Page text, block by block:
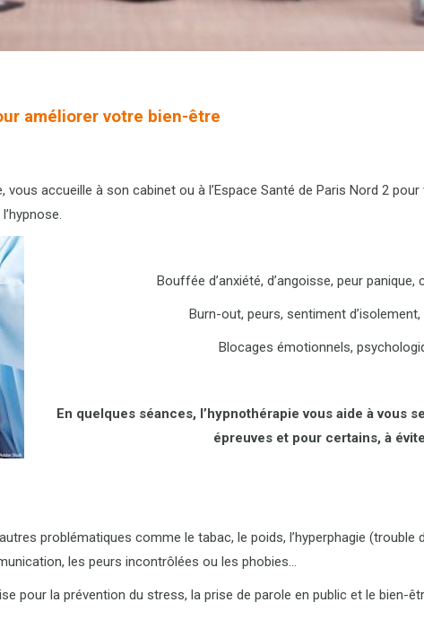
améliorer votre bien-être
vous accueille à son cabinet ou à l’Espace Santé de Paris Nord 2
Bouffée d’anxiété, d’angoisse, peur
Burn-out, peurs, sentiment
Blocages émotionnels,
En quelques séances, l’hypnothérapie vous aide à vous
épreuves et pour certains, à
problématiques comme le tabac, le poids, l’hyperphagie
les peurs incontrôlées ou les phobies…
pour la prévention du stress, la prise de parole en public et le bien-